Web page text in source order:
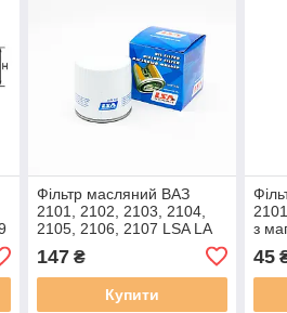
Фільтр масляний ВАЗ
2101, 2102, 2103, 2104,
2105, 2106, 2107 LSA LA
920/21
147₴
Купити
з
45